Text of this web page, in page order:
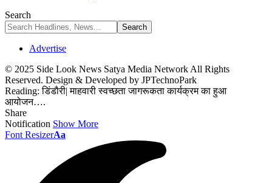
Search
Advertise
© 2025 Side Look News Satya Media Network All Rights
Reserved. Design & Developed by JPTechnoPark
Reading: डिंडौरी| माहवारी स्वच्छता जागरूकता कार्यक्रम का हुआ
आयोजन….
Share
Notification Show More
Font ResizerAa